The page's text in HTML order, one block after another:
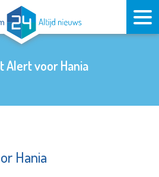
Alert voor Hania
Hania